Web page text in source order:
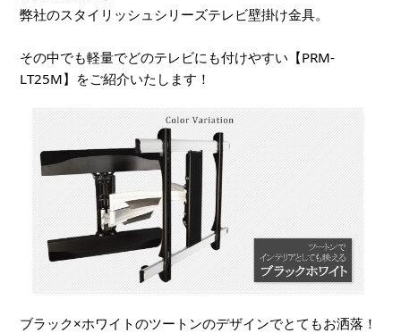
弊社のスタイリッシュシリーズテレビ壁掛け金具。
その中でも軽量でどのテレビにも付けやすい【PRM-
LT25M】をご紹介いたします！
ブラック×ホワイトのツートンのデザインでとてもお洒落！